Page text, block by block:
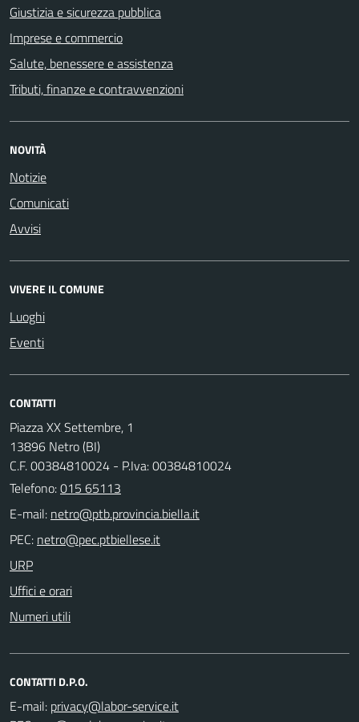
Giustizia e sicurezza pubblica
Imprese e commercio
Salute, benessere e assistenza
Tributi, finanze e contravvenzioni
NOVITÀ
Notizie
Comunicati
Avvisi
VIVERE IL COMUNE
Luoghi
Eventi
CONTATTI
Piazza XX Settembre, 1
13896 Netro (BI)
C.F. 00384810024 - P.Iva: 00384810024
Telefono:015 65113
E-mail:
PEC:
URP
Uffici e orari
Numeri utili
CONTATTI D.P.O.
E-mail: